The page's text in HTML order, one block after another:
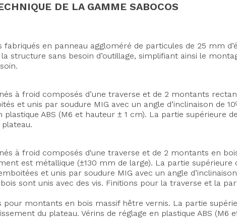
DE LA GAMME SABOCOS
fabriqués en panneau aggloméré de particules de 25 mm
structure sans besoin d’outillage, simplifiant ainsi le
à froid composés d’une traverse et de 2 montants
et unis par soudure MIG avec un angle d’inclinaison de
plastique ABS (M6 et hauteur ± 1 cm). La partie
à froid composés d'une traverse et de 2 montants en
est métallique (±130 mm de large). La partie supérieure
et unis par soudure MIG avec un angle
sont unis avec des vis. Finitions pour la traverse et la
pour montants en bois massif hêtre vernis. La partie
du plateau. Vérins de réglage en plastique ABS (M6